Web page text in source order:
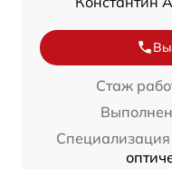
Стаж
Специализация